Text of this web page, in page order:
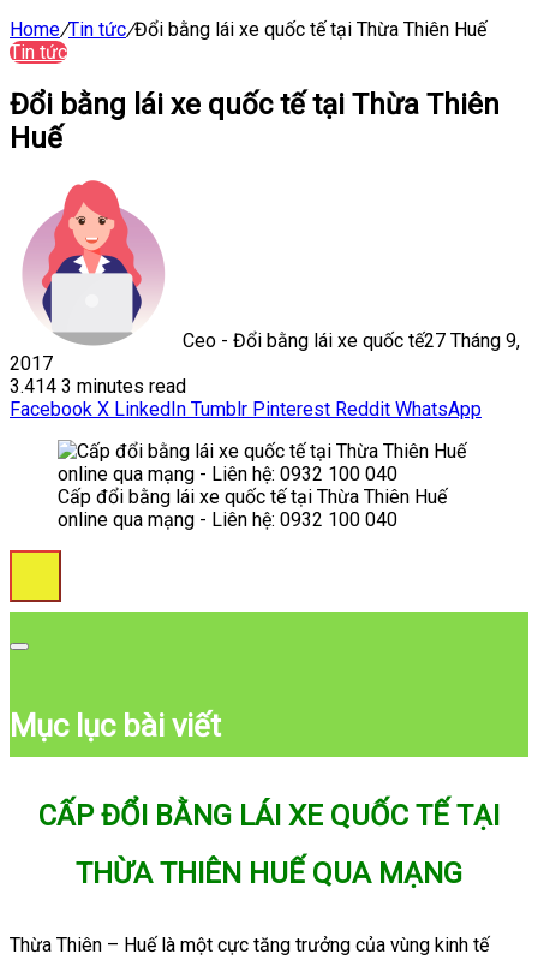
Home/Tin tức/Đổi bằng lái xe quốc tế tại Thừa Thiên Huế
Tin tức
Đổi bằng lái xe quốc tế tại Thừa Thiên
Huế
Ceo - Đổi bằng lái xe quốc tế27 Tháng 9,
2017
3.414 3 minutes read
Facebook X LinkedIn Tumblr Pinterest Reddit WhatsApp
Cấp đổi bằng lái xe quốc tế tại Thừa Thiên Huế
online qua mạng - Liên hệ: 0932 100 040
Mục lục bài viết
CẤP ĐỔI BẰNG LÁI XE QUỐC TẾ TẠI
THỪA THIÊN HUẾ QUA MẠNG
Thừa Thiên – Huế là một cực tăng trưởng của vùng kinh tế